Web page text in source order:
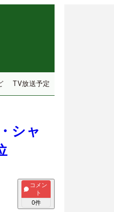
TV放送予定
シャ
コメン
ト
0件